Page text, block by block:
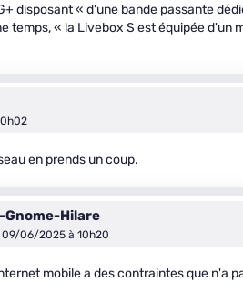
disposant « d'une bande passante
temps, « la Livebox S est équipée
en prends un coup.
Gnome-Hilare
09/06/2025 à 10h20
mobile a des contraintes que n'a